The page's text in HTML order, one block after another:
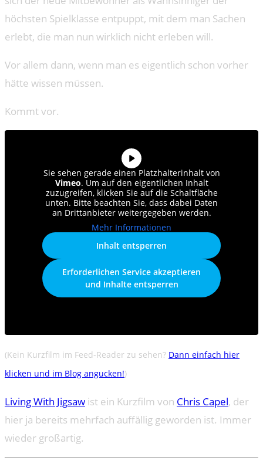
höchsten Spielklasse entpuppt, mit dem man Sachen
erlebt, die man nun wirklich nicht erleben will.
Vor allem dann, wenn man es eigentlich schon vorher
hätte wissen müssen.
Kommt vor.
Sie sehen gerade einen Platzhalterinhalt von
Vimeo. Um auf den eigentlichen Inhalt
zuzugreifen, klicken Sie auf die Schaltfläche
unten. Bitte beachten Sie, dass dabei Daten
an Drittanbieter weitergegeben werden.
Mehr Informationen
Inhalt entsperren
Erforderlichen Service akzeptieren
und Inhalte entsperren
(Kein Kurzfilm im Feed-Reader zu sehen? Dann einfach hier
klicken und im Blog angucken!)
Living With Jigsaw ist ein Kurzfilm von Chris Capel, der
hier ja bereits mehrfach auffällig geworden ist. Immer
wieder großartig.